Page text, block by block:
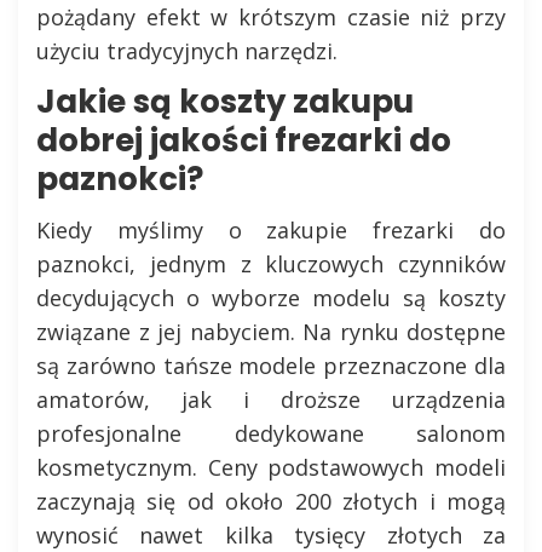
pożądany efekt w krótszym czasie niż przy
użyciu tradycyjnych narzędzi.
Jakie są koszty zakupu
dobrej jakości frezarki do
paznokci?
Kiedy myślimy o zakupie frezarki do
paznokci, jednym z kluczowych czynników
decydujących o wyborze modelu są koszty
związane z jej nabyciem. Na rynku dostępne
są zarówno tańsze modele przeznaczone dla
amatorów, jak i droższe urządzenia
profesjonalne dedykowane salonom
kosmetycznym. Ceny podstawowych modeli
zaczynają się od około 200 złotych i mogą
wynosić nawet kilka tysięcy złotych za